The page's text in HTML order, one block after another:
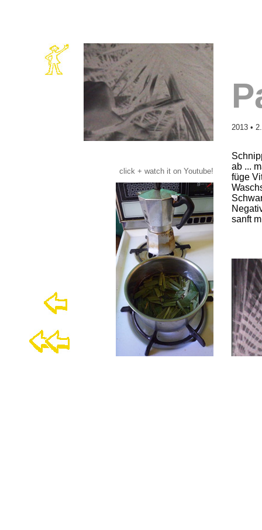
2013 •
click + watch it on Youtube!
ab ...
füge
sanft